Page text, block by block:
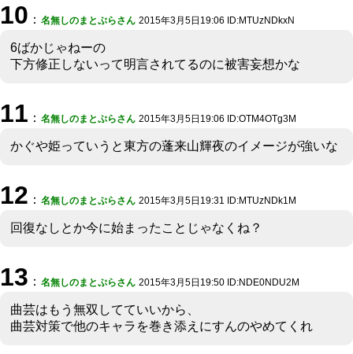
10 ： 名無しのまとぷらさん 2015年3月5日19:06 ID:MTUzNDkxN
6ばかじゃねーの
下方修正しないって明言されてるのに被害妄想かな
11 ： 名無しのまとぷらさん 2015年3月5日19:06 ID:OTM4OTg3M
かぐや姫っていうと東方の蓬来山輝夜のイメージが強いな
12 ： 名無しのまとぷらさん 2015年3月5日19:31 ID:MTUzNDk1M
回復なしとか今に始まったことじゃなくね？
13 ： 名無しのまとぷらさん 2015年3月5日19:50 ID:NDE0NDU2M
曲芸はもう無双してていいから、
曲芸対策で他のキャラを巻き添えにすんのやめてくれ